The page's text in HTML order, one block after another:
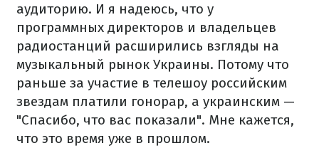
аудиторию. И я надеюсь, что у
программных директоров и владельцев
радиостанций расширились взгляды на
музыкальный рынок Украины. Потому что
раньше за участие в телешоу российским
звездам платили гонорар, а украинским —
"Спасибо, что вас показали". Мне кажется,
что это время уже в прошлом.